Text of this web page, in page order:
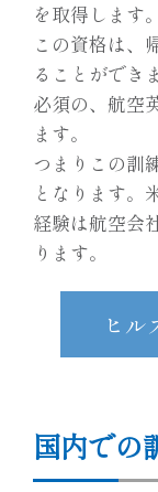
を取得します。
この資格は、
ることができ
必須の、航空
ます。
つまりこの訓
となります。
経験は航空会
ります。
ヒル
国内での